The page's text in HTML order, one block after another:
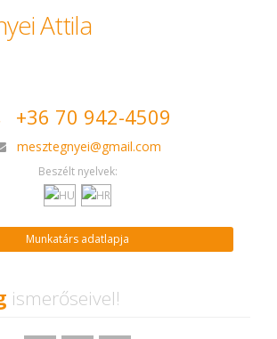
Attila
+36 70 942-4509
mesztegnyei@gmail.com
Beszélt nyelvek:
Munkatárs adatlapja
ismerőseivel!